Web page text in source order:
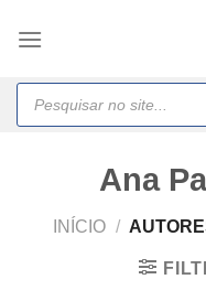
Products
search
Ana
INÍCIO /